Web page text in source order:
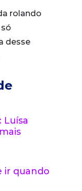
rolando
desse
Luísa
ir quando